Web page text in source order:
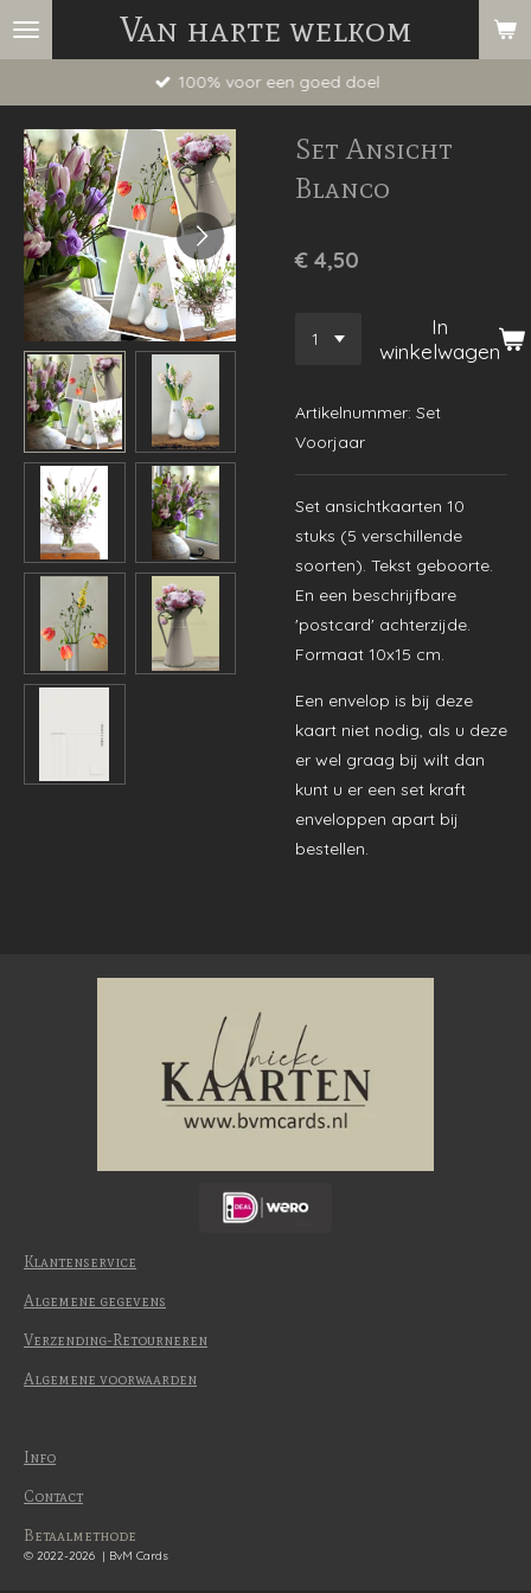
Ga
hoofdinhoud
Van harte welkom
100% voor een goed doel
Set Ansicht
Blanco
€ 4,50
In
winkelwagen
Artikelnummer: Set
Voorjaar
Set ansichtkaarten 10
stuks (5 verschillende
soorten). Tekst geboorte.
En een beschrijfbare
'postcard' achterzijde.
Formaat 10x15 cm.
Een envelop is bij deze
kaart niet nodig, als u deze
er wel graag bij wilt dan
kunt u er een set kraft
enveloppen apart bij
bestellen.
Klantenservice
Algemene gegevens
Verzending-Retourneren
Algemene voorwaarden
Info
Contact
Betaalmethode
© 2022-2026 | BvM Cards